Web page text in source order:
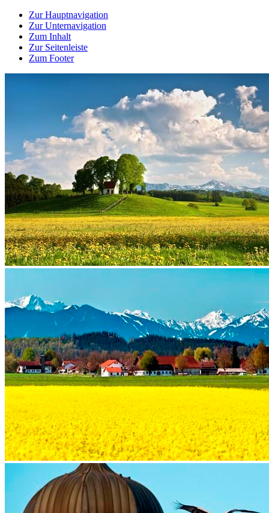
Zur Hauptnavigation
Zur Unternavigation
Zum Inhalt
Zur Seitenleiste
Zum Footer